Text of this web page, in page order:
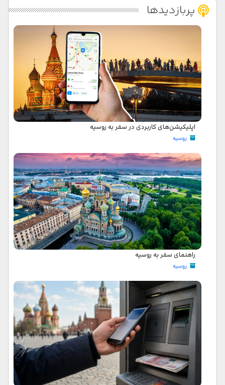
پربازدیدها
اپلیکیشن‌های کاربردی در سفر به روسیه
روسیه
راهنمای سفر به روسیه
روسیه